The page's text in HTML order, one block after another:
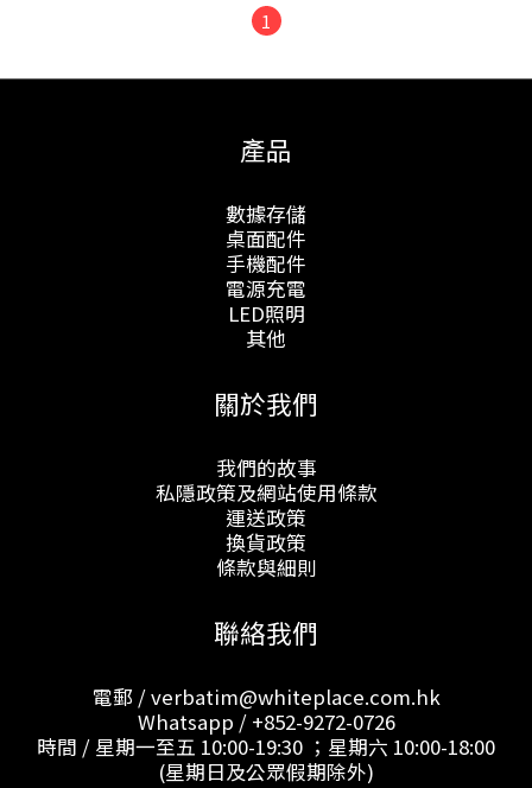
1
產品
數據存儲
桌面配件
手機配件
電源充電
LED照明
其他
關於我們
我們的故事
私隱政策及網站使用條款
運送政策
換貨政策
條款與細則
聯絡我們
電郵 / verbatim@whiteplace.com.hk
Whatsapp / +852-9272-0726
時間 / 星期一至五 10:00-19:30 ；星期六 10:00-18:00
(星期日及公眾假期除外)